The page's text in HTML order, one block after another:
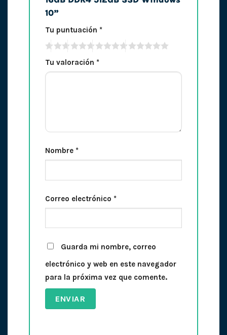
10”
Tu puntuación *
Tu valoración *
Nombre *
Correo electrónico *
Guarda mi nombre, correo
electrónico y web en este navegador
para la próxima vez que comente.